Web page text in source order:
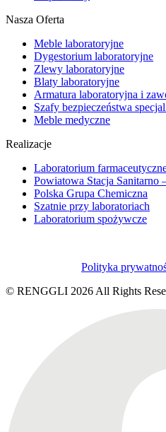
Nasza Oferta
Meble laboratoryjne
Dygestorium laboratoryjne
Zlewy laboratoryjne
Blaty laboratoryjne
Armatura laboratoryjna i
Szafy bezpieczeństwa
Meble medyczne
Realizacje
Laboratorium
Powiatowa Stacja Sanitarno
Polska Grupa Chemiczna
Szatnie przy laboratoriach
Laboratorium spożywcze
Polityka
© RENGGLI 2026 All Rights